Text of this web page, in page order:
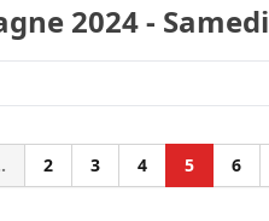
2024 - Samedi
2 3 4 5 6